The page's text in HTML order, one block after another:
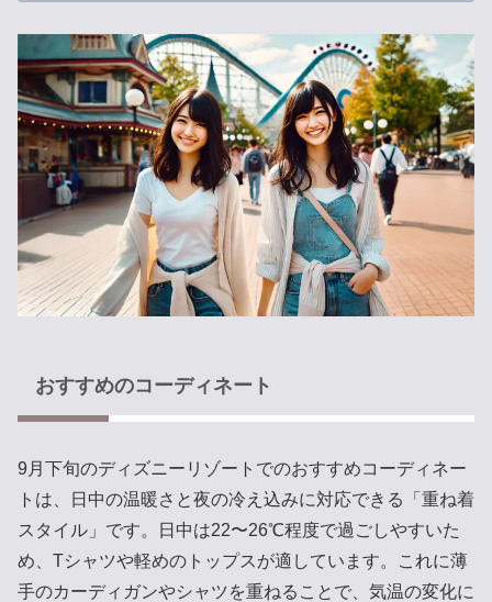
おすすめのコーディネート
9月下旬のディズニーリゾートでのおすすめコーディネー
トは、日中の温暖さと夜の冷え込みに対応できる「重ね着
スタイル」です。日中は22〜26℃程度で過ごしやすいた
め、Tシャツや軽めのトップスが適しています。これに薄
手のカーディガンやシャツを重ねることで、気温の変化に